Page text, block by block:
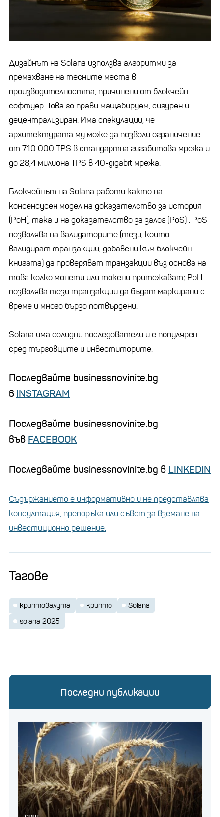
Дизайнът на Solana използва алгоритми за
премахване на тесните места в
производителността, причинени от блокчейн
софтуер. Това го прави мащабируем, сигурен и
децентрализиран. Има спекулации, че
архитектурата му може да позволи ограничение
от 710 000 TPS в стандартна гигабитова мрежа и
до 28,4 милиона TPS в 40-gigabit мрежа.
Блокчейнът на Solana работи както на
консенсусен модел на доказателство за история
(PoH), така и на доказателство за залог (PoS) . PoS
позволява на валидаторите (тези, които
валидират транзакции, добавени към блокчейн
книгата) да проверяват транзакции въз основа на
това колко монети или токени притежават; PoH
позволява тези транзакции да бъдат маркирани с
време и много бързо потвърдени.
Solana има солидни последователи и е популярен
сред търговците и инвеститорите.
Последвайте businessnovinite.bg
в INSTAGRAM
Последвайте businessnovinite.bg
във FACEBOOK
Последвайте businessnovinite.bg в LINKEDIN
Съдържанието е информативно и не представлява
консултация, препоръка или съвет за вземане на
инвестиционно решение.
Тагове
криптовалута крипто
Solana
solana 2025
Последни публикации